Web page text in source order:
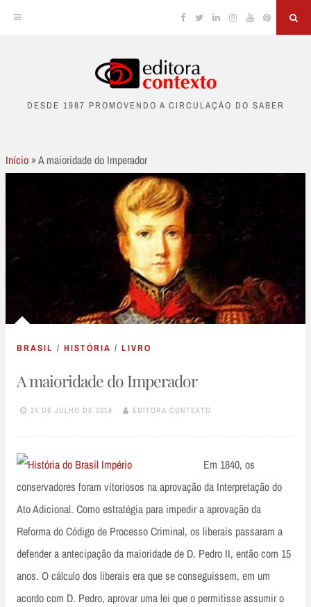
content
Facebook
TwitterLinkedinInstagram
YouTubePinterest
DESDE 1987 PROMOVENDO A CIRCULAÇÃO DO SABER
Início »A maioridade do Imperador
BRASIL / HISTÓRIA / LIVRO
A maioridade do Imperador
24 DE JULHO DE 2018 EDITORA CONTEXTO
Em 1840, os
conservadores foram vitoriosos na aprovação da Interpretação do
Ato Adicional. Como estratégia para impedir a aprovação da
Reforma do Código de Processo Criminal, os liberais passaram a
defender a antecipação da maioridade de D. Pedro II, então com 15
anos. O cálculo dos liberais era que se conseguissem, em um
acordo com D. Pedro, aprovar uma lei que o permitisse assumir o